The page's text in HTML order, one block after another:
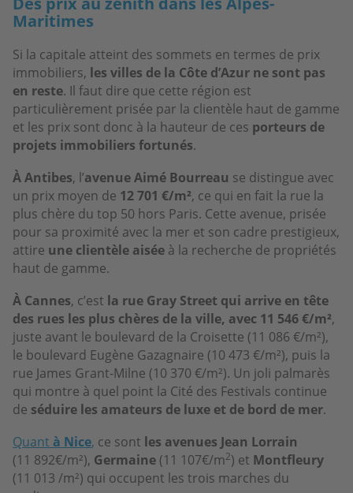
Maritimes
Si la capitale atteint des sommets en termes de prix
immobiliers, les villes de la Côte d’Azur ne sont pas
en reste. Il faut dire que cette région est
particulièrement prisée par la clientèle haut de gamme
et les prix sont donc à la hauteur de ces porteurs de
projets immobiliers fortunés.
À Antibes, l’avenue Aimé Bourreau se distingue avec
un prix moyen de 12 701 €/m², ce qui en fait la rue la
plus chère du top 50 hors Paris. Cette avenue, prisée
pour sa proximité avec la mer et son cadre prestigieux,
attire une clientèle aisée à la recherche de propriétés
haut de gamme.
À Cannes, c’est la rue Gray Street qui arrive en tête
des rues les plus chères de la ville, avec 11 546 €/m²,
juste avant le boulevard de la Croisette (11 086 €/m²),
le boulevard Eugène Gazagnaire (10 473 €/m²), puis la
rue James Grant-Milne (10 370 €/m²). Un joli palmarès
qui montre à quel point la Cité des Festivals continue
de séduire les amateurs de luxe et de bord de mer.
Quant à Nice, ce sont les avenues Jean Lorrain
(11 892€/m²), Germaine (11 107€/m2) et Montfleury
(11 013 /m²) qui occupent les trois marches du